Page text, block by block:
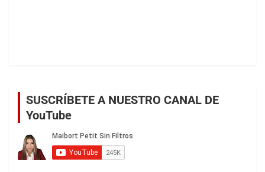
SUSCRÍBETE A NUESTRO CANAL DE
YouTube